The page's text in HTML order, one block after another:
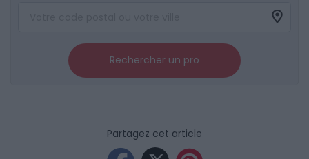
Rechercher un pro
Partagez cet article